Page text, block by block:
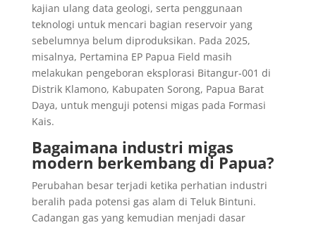
kajian ulang data geologi, serta penggunaan
teknologi untuk mencari bagian reservoir yang
sebelumnya belum diproduksikan. Pada 2025,
misalnya, Pertamina EP Papua Field masih
melakukan pengeboran eksplorasi Bitangur-001 di
Distrik Klamono, Kabupaten Sorong, Papua Barat
Daya, untuk menguji potensi migas pada Formasi
Kais.
Bagaimana industri migas
modern berkembang di Papua?
Perubahan besar terjadi ketika perhatian industri
beralih pada potensi gas alam di Teluk Bintuni.
Cadangan gas yang kemudian menjadi dasar